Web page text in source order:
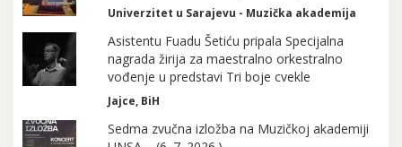
Univerzitet u Sarajevu - Muzička akademija
Asistentu Fuadu Šetiću pripala Specijalna
nagrada žirija za maestralno orkestralno
vođenje u predstavi Tri boje cvekle
Jajce, BiH
Sedma zvučna izložba na Muzičkoj akademiji